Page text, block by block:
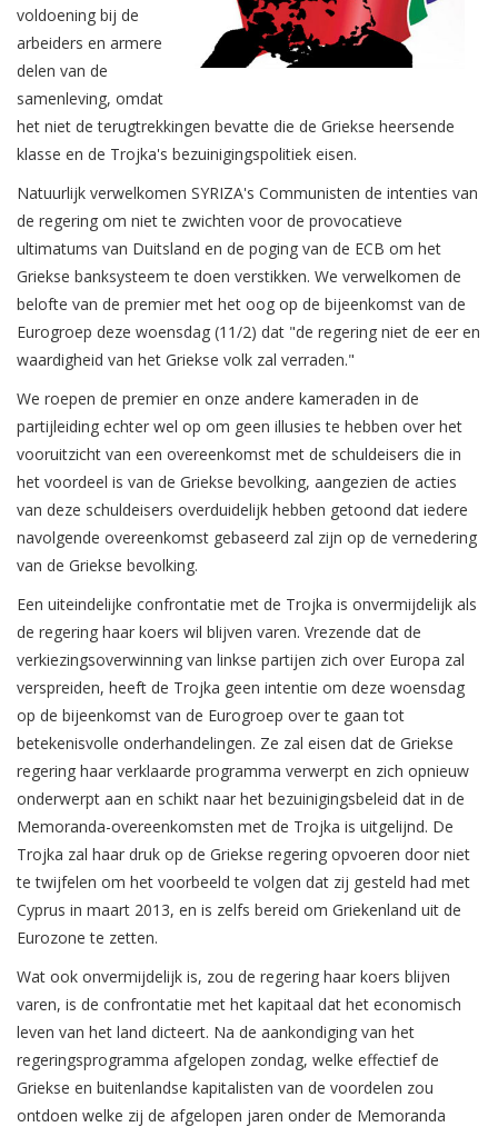
voldoening bij de
arbeiders en armere
delen van de
samenleving, omdat
het niet de terugtrekkingen bevatte die de Griekse heersende
klasse en de Trojka's bezuinigingspolitiek eisen.
Natuurlijk verwelkomen SYRIZA's Communisten de intenties van
de regering om niet te zwichten voor de provocatieve
ultimatums van Duitsland en de poging van de ECB om het
Griekse banksysteem te doen verstikken. We verwelkomen de
belofte van de premier met het oog op de bijeenkomst van de
Eurogroep deze woensdag (11/2) dat "de regering niet de eer en
waardigheid van het Griekse volk zal verraden."
We roepen de premier en onze andere kameraden in de
partijleiding echter wel op om geen illusies te hebben over het
vooruitzicht van een overeenkomst met de schuldeisers die in
het voordeel is van de Griekse bevolking, aangezien de acties
van deze schuldeisers overduidelijk hebben getoond dat iedere
navolgende overeenkomst gebaseerd zal zijn op de vernedering
van de Griekse bevolking.
Een uiteindelijke confrontatie met de Trojka is onvermijdelijk als
de regering haar koers wil blijven varen. Vrezende dat de
verkiezingsoverwinning van linkse partijen zich over Europa zal
verspreiden, heeft de Trojka geen intentie om deze woensdag
op de bijeenkomst van de Eurogroep over te gaan tot
betekenisvolle onderhandelingen. Ze zal eisen dat de Griekse
regering haar verklaarde programma verwerpt en zich opnieuw
onderwerpt aan en schikt naar het bezuinigingsbeleid dat in de
Memoranda-overeenkomsten met de Trojka is uitgelijnd. De
Trojka zal haar druk op de Griekse regering opvoeren door niet
te twijfelen om het voorbeeld te volgen dat zij gesteld had met
Cyprus in maart 2013, en is zelfs bereid om Griekenland uit de
Eurozone te zetten.
Wat ook onvermijdelijk is, zou de regering haar koers blijven
varen, is de confrontatie met het kapitaal dat het economisch
leven van het land dicteert. Na de aankondiging van het
regeringsprogramma afgelopen zondag, welke effectief de
Griekse en buitenlandse kapitalisten van de voordelen zou
ontdoen welke zij de afgelopen jaren onder de Memoranda